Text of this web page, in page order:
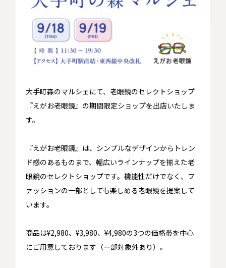
大手町森のマルシェにて、老眼鏡のセレクトショップ
『えがお老眼鏡』の期間限定ショップを出店いたしま
す。
『えがお老眼鏡』は、シンプルなデザインからトレン
ド感のあるものまで、幅広いラインナップを揃えた老
眼鏡のセレクトショップです。機能性だけでなく、フ
ァッションの一部としても楽しめる老眼鏡を提案して
います。
商品は¥2,980、¥3,980、¥4,980の3つの価格帯を中心
にご用意しております（一部対象外あり）。